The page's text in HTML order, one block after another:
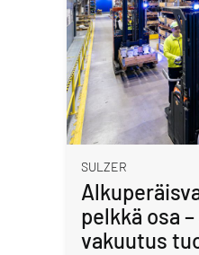
SULZER
pelkkä osa
vakuutus